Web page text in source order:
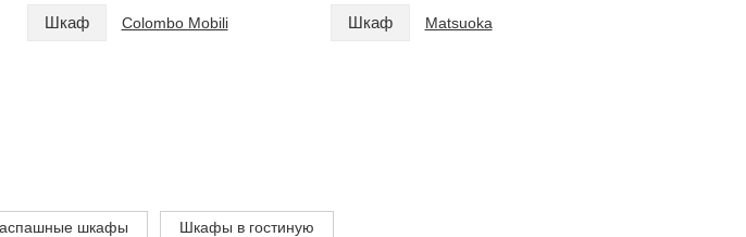
Шкаф Colombo Mobili Шкаф Matsuoka
шкафы Шкафы в гостиную